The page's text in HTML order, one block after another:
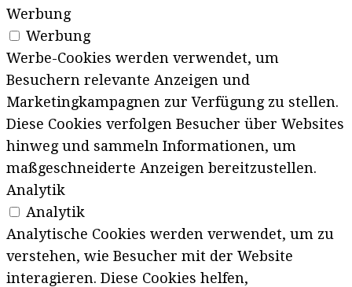
Werbung
Werbung
Werbe-Cookies werden verwendet, um
Besuchern relevante Anzeigen und
Marketingkampagnen zur Verfügung zu stellen.
Diese Cookies verfolgen Besucher über Websites
hinweg und sammeln Informationen, um
maßgeschneiderte Anzeigen bereitzustellen.
Analytik
Analytik
Analytische Cookies werden verwendet, um zu
verstehen, wie Besucher mit der Website
interagieren. Diese Cookies helfen,